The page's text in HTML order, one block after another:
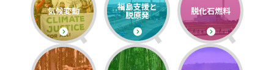
気候変動 福島支援と
脱原発 脱化石燃料